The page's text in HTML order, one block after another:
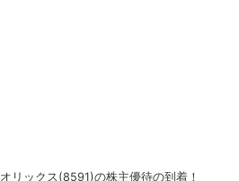
オリックス(8591)の株主優待の到着！